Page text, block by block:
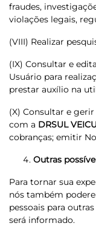
fraudes,
violações legais,
(VIII) Realizar
(IX) Consultar e
Usuário para
prestar auxílio na
(X) Consultar e
com a DRSUL
cobranças; emitir
Outras
Para tornar sua
nós também
pessoais para
será informado.